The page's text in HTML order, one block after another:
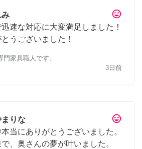
tag_faces
み
速な対応に大変満足しました！
うございました！
門家具職人です。
3日前
tag_faces
りな
当にありがとうございました。
、奥さんの夢が叶いました。